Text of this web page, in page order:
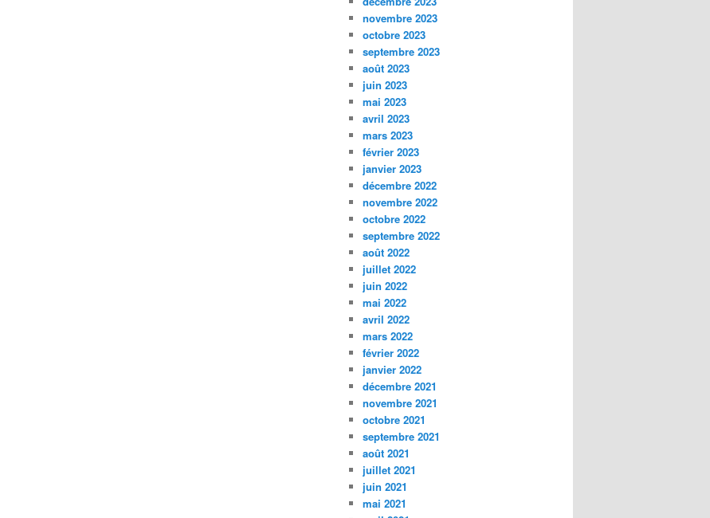
novembre 2023
octobre 2023
septembre 2023
août 2023
juin 2023
mai 2023
avril 2023
mars 2023
février 2023
janvier 2023
décembre 2022
novembre 2022
octobre 2022
septembre 2022
août 2022
juillet 2022
juin 2022
mai 2022
avril 2022
mars 2022
février 2022
janvier 2022
décembre 2021
novembre 2021
octobre 2021
septembre 2021
août 2021
juillet 2021
juin 2021
mai 2021